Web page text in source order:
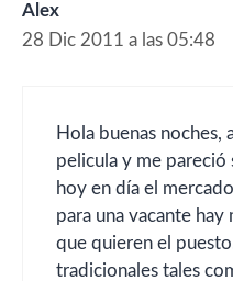
Alex
28 Dic 2011 a las 05:48
Hola buenas noches,
pelicula y me pareció
hoy en día el
para una vacante
que quieren el
tradicionales tales